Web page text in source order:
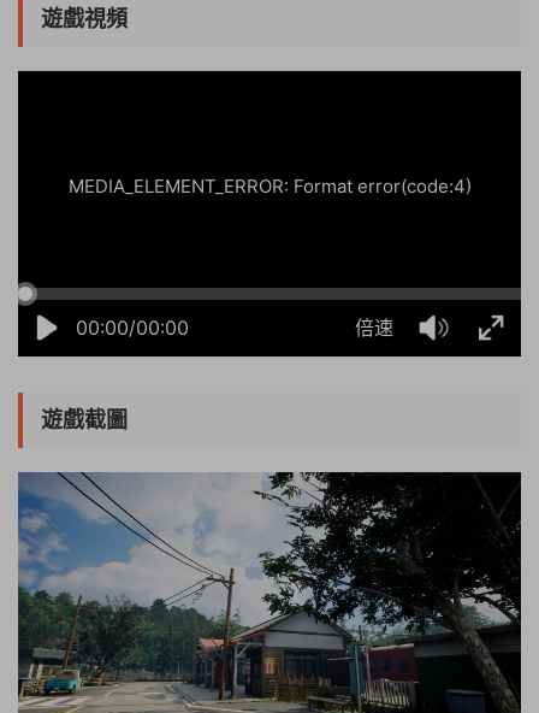
遊戲視頻
00:00/00:00 倍速
MEDIA_ELEMENT_ERROR: Format error(code:4)
遊戲截圖